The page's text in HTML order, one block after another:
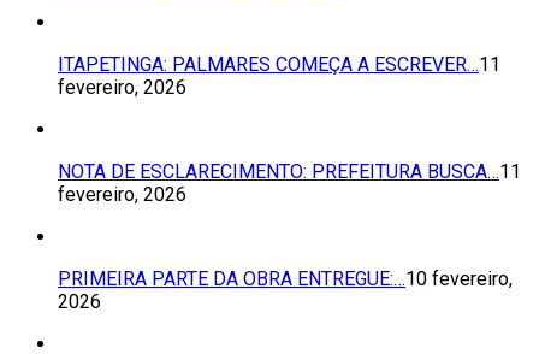
ITAPETINGA: PALMARES COMEÇA A ESCREVER…11
fevereiro, 2026
NOTA DE ESCLARECIMENTO: PREFEITURA BUSCA…11
fevereiro, 2026
PRIMEIRA PARTE DA OBRA ENTREGUE:…10 fevereiro,
2026